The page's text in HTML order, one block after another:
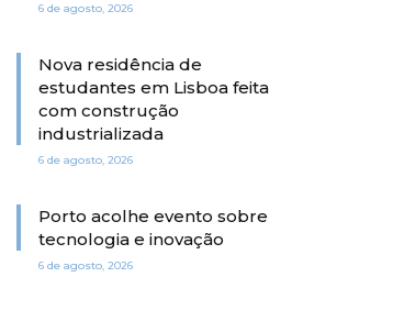
6 de agosto, 2026
Nova residência de
estudantes em Lisboa feita
com construção
industrializada
6 de agosto, 2026
Porto acolhe evento sobre
tecnologia e inovação
6 de agosto, 2026